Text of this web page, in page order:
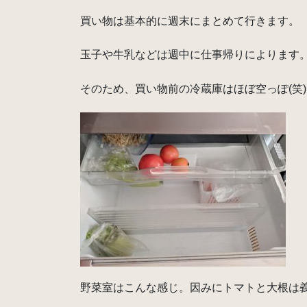
買い物は基本的に週末にまとめて行きます。
玉子や牛乳などは週中に仕事帰りによります。
そのため、買い物前の冷蔵庫はほぼ空っぽ(笑)
野菜室はこんな感じ。因みにトマトと大根は